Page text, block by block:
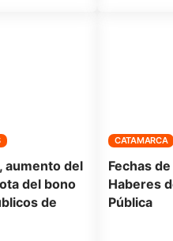
aumento del
del bono
de
CATAMARCA
Fechas
Haberes
Pública